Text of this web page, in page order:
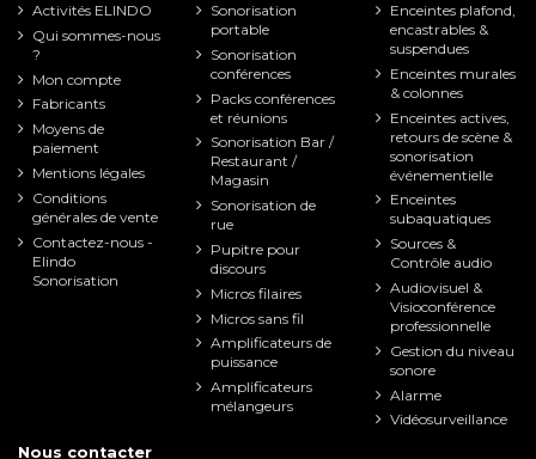
Activités ELINDO
Qui sommes-nous
?
Mon compte
Fabricants
Moyens de
paiement
Mentions légales
Conditions
générales de vente
Contactez-nous -
Elindo
Sonorisation
Sonorisation
portable
Sonorisation
conférences
Packs conférences
et réunions
Sonorisation Bar /
Restaurant /
Magasin
Sonorisation de
rue
Pupitre pour
discours
Micros filaires
Micros sans fil
Amplificateurs de
puissance
Amplificateurs
mélangeurs
Enceintes plafond,
encastrables &
suspendues
Enceintes murales
& colonnes
Enceintes actives,
retours de scène &
sonorisation
événementielle
Enceintes
subaquatiques
Sources &
Contrôle audio
Audiovisuel &
Visioconférence
professionnelle
Gestion du niveau
sonore
Alarme
Vidéosurveillance
Nous contacter